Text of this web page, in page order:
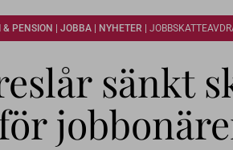
& PENSION | JOBBA | NYHETER |
sänkt